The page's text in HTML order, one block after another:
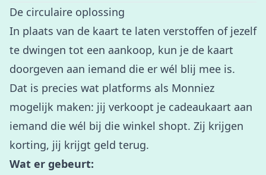
De circulaire oplossing
In plaats van de kaart te laten verstoffen of jezelf
te dwingen tot een aankoop, kun je de kaart
doorgeven aan iemand die er wél blij mee is.
Dat is precies wat platforms als Monniez
mogelijk maken: jij verkoopt je cadeaukaart aan
iemand die wél bij die winkel shopt. Zij krijgen
korting, jij krijgt geld terug.
Wat er gebeurt: